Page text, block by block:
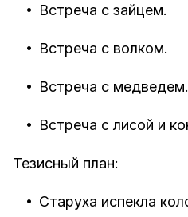
• Встреча с зайцем.
• Встреча с волком.
• Встреча с медведем.
• Встреча с лисой и
Тезисный план:
• Старуха испекла